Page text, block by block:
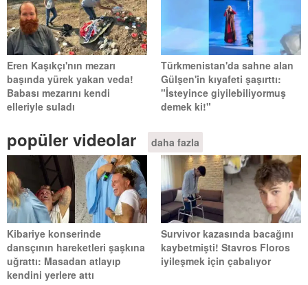
Eren Kaşıkçı'nın mezarı
başında yürek yakan veda!
Babası mezarını kendi
elleriyle suladı
Türkmenistan'da sahne alan
Gülşen'in kıyafeti şaşırttı:
"İsteyince giyilebiliyormuş
demek ki!"
popüler videolar daha fazla
Kibariye konserinde
dansçının hareketleri şaşkına
uğrattı: Masadan atlayıp
kendini yerlere attı
Survivor kazasında bacağını
kaybetmişti! Stavros Floros
iyileşmek için çabalıyor